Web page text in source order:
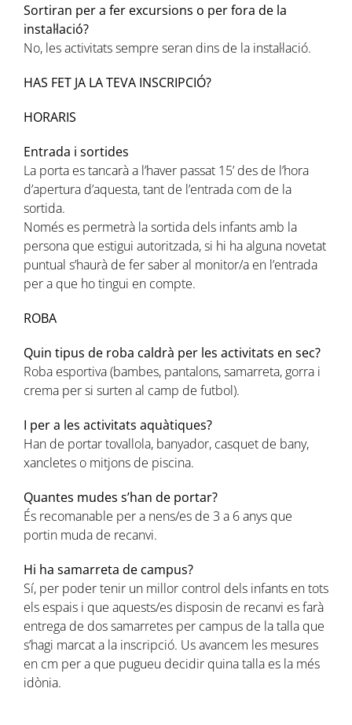
Sortiran per a fer excursions o per fora de la
instal·lació?
No, les activitats sempre seran dins de la instal·lació.
HAS FET JA LA TEVA INSCRIPCIÓ?
HORARIS
Entrada i sortides
La porta es tancarà a l’haver passat 15’ des de l’hora
d’apertura d’aquesta, tant de l’entrada com de la
sortida.
Només es permetrà la sortida dels infants amb la
persona que estigui autoritzada, si hi ha alguna novetat
puntual s’haurà de fer saber al monitor/a en l’entrada
per a que ho tingui en compte.
ROBA
Quin tipus de roba caldrà per les activitats en sec?
Roba esportiva (bambes, pantalons, samarreta, gorra i
crema per si surten al camp de futbol).
I per a les activitats aquàtiques?
Han de portar tovallola, banyador, casquet de bany,
xancletes o mitjons de piscina.
Quantes mudes s’han de portar?
És recomanable per a nens/es de 3 a 6 anys que
portin muda de recanvi.
Hi ha samarreta de campus?
Sí, per poder tenir un millor control dels infants en tots
els espais i que aquests/es disposin de recanvi es farà
entrega de dos samarretes per campus de la talla que
s’hagi marcat a la inscripció. Us avancem les mesures
en cm per a que pugueu decidir quina talla es la més
idònia.